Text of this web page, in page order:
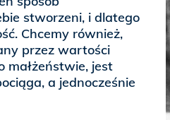
stworzeni, i dlatego
Chcemy również,
przez wartości
małżeństwie, jest
a jednocześnie